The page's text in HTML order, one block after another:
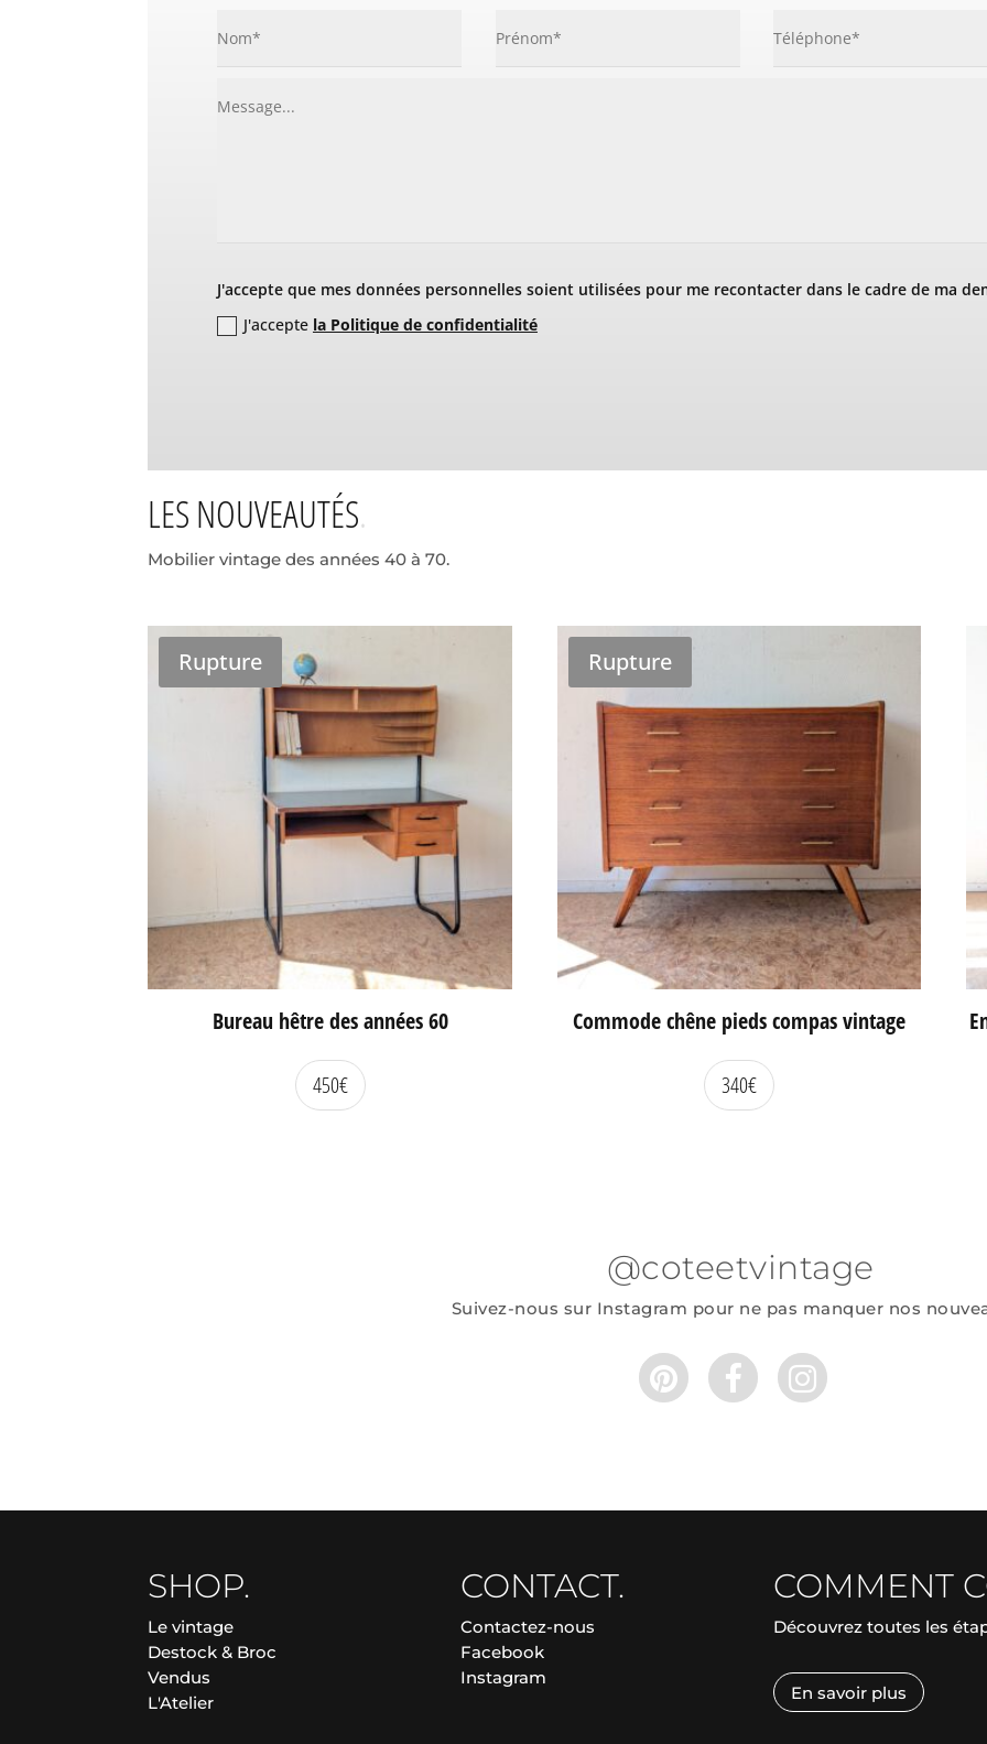
J'accepte que mes données personnelles soient utilisées pour me recontacter dans le cadre de ma
J'accepte la Politique de confidentialité
LES NOUVEAUTÉS
Mobilier vintage des années 40 à 70.
Rupture
Bureau hêtre des années 60
450€
Rupture
Commode chêne pieds compas vintage
340€
@coteetvintage
Suivez-nous sur Instagram pour ne pas manquer nos
SHOP.
Le vintage
Destock & Broc
Vendus
L'Atelier
CONTACT.
Contactez-nous
Facebook
Instagram
COMMENT
Découvrez toutes les
En savoir plus